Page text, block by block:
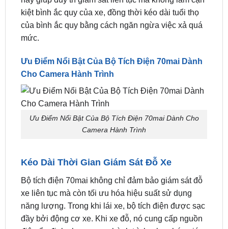
đề này. Bộ hoạt động bằng cách sạc từ máy phát
điện của xe khi xe đang di chuyển, sau đó lưu trữ
năng lượng để sử dụng trong chế độ đỗ xe. Điều
này giúp duy trì giám sát liên tục mà không làm cạn
của bình ắc quy bằng cách ngăn ngừa việc xả quá
mức.
Ưu Điểm Nổi Bật Của Bộ Tích Điện 70mai Dành
Cho Camera Hành Trình
Ưu Điểm Nổi Bật Của Bộ Tích Điện 70mai Dành Cho
Kéo Dài Thời Gian Giám Sát Đỗ Xe
Bộ tích điện 70mai không chỉ đảm bảo giám sát đỗ